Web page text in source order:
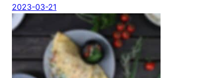
2023-03-21